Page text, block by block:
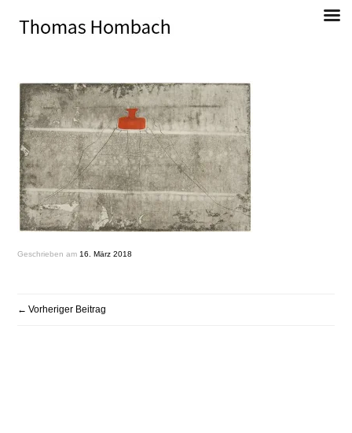
Direkt
Thomas Hombach, Bildender Künstler
Geschrieben am 16. März 2018
BEITRAGSNAVIGATION
Vorheriger Beitrag